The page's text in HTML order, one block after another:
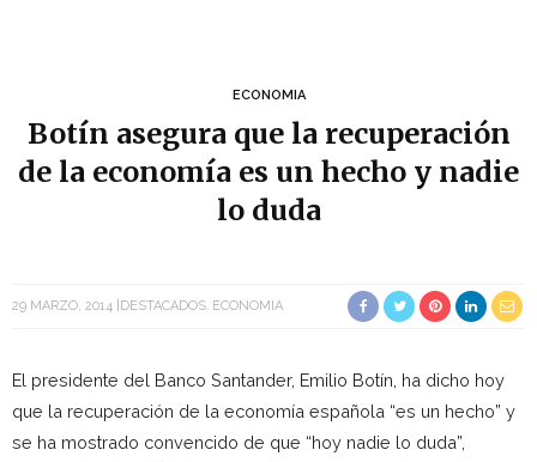
ECONOMIA
Botín asegura que la recuperación
de la economía es un hecho y nadie
lo duda
29 MARZO, 2014 DESTACADOS ECONOMIA
El presidente del Banco Santander, Emilio Botín, ha dicho hoy
que la recuperación de la economía española “es un hecho” y
se ha mostrado convencido de que “hoy nadie lo duda”,